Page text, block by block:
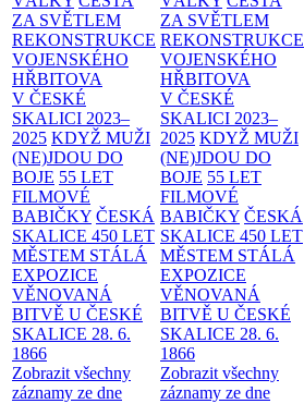
ZA SVĚTLEM
REKONSTRUKCE
VOJENSKÉHO
HŘBITOVA
V ČESKÉ
SKALICI 2023–
2025 KDYŽ MUŽI
(NE)JDOU DO
BOJE 55 LET
FILMOVÉ
BABIČKY ČESKÁ
SKALICE 450 LET
MĚSTEM STÁLÁ
EXPOZICE
VĚNOVANÁ
BITVĚ U ČESKÉ
SKALICE 28. 6.
1866
Zobrazit všechny
záznamy ze dne
ZA SVĚTLEM
REKONSTRUKCE
VOJENSKÉHO
HŘBITOVA
V ČESKÉ
SKALICI 2023–
2025 KDYŽ MUŽI
(NE)JDOU DO
BOJE 55 LET
FILMOVÉ
BABIČKY ČESKÁ
SKALICE 450 LET
MĚSTEM STÁLÁ
EXPOZICE
VĚNOVANÁ
BITVĚ U ČESKÉ
SKALICE 28. 6.
1866
Zobrazit všechny
záznamy ze dne